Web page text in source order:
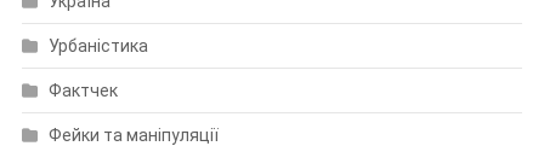
Урбаністика
Фактчек
Фейки та маніпуляції